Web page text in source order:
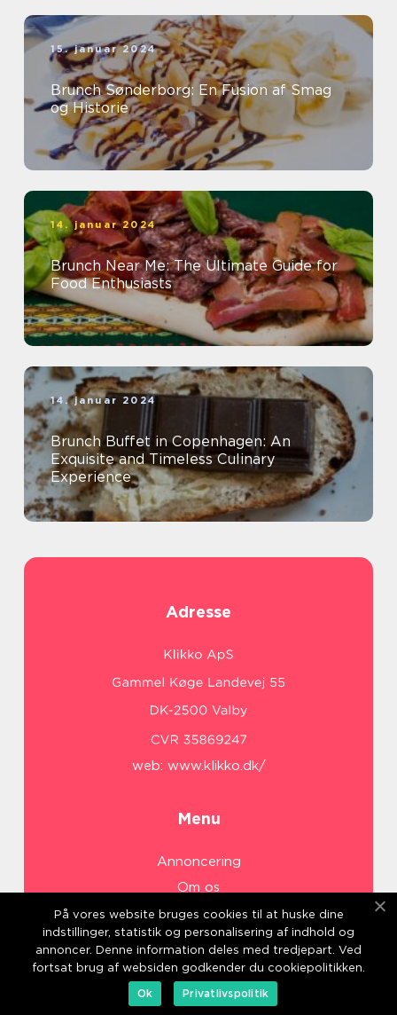
15. januar 2024
Brunch Sønderborg: En Fusion af Smag
og Historie
14. januar 2024
Brunch Near Me: The Ultimate Guide for
Food Enthusiasts
14. januar 2024
Brunch Buffet in Copenhagen: An
Exquisite and Timeless Culinary
Experience
Adresse
web: www.klikko.dk/
Menu
Annoncering
Om os
Cookies
Kontakt os
Sitemap
På vores website bruges cookies til at huske dine
indstillinger, statistik og personalisering af indhold og
annoncer. Denne information deles med tredjepart. Ved
fortsat brug af websiden godkender du cookiepolitikken.
Ok
Privatlivspolitik